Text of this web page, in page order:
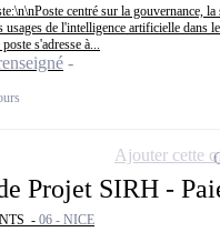
centré sur la gouvernance, la
usages de l'intelligence artificielle dans
s'adresse à...
Projet SIRH -
- 06 - NICE
Ajouter cette